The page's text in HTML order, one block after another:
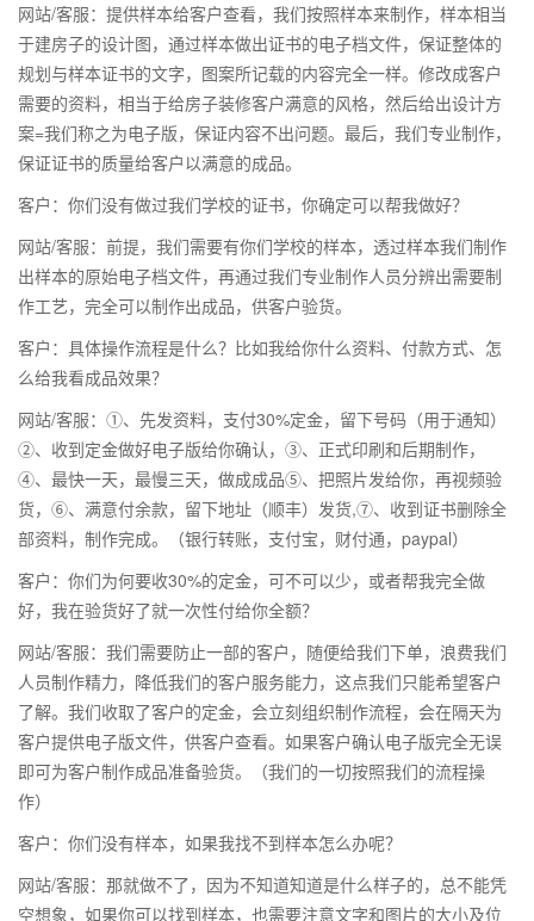
网站/客服：提供样本给客户查看，我们按照样本来制作，样本相当
于建房子的设计图，通过样本做出证书的电子档文件，保证整体的
规划与样本证书的文字，图案所记载的内容完全一样。修改成客户
需要的资料，相当于给房子装修客户满意的风格，然后给出设计方
案=我们称之为电子版，保证内容不出问题。最后，我们专业制作，
保证证书的质量给客户以满意的成品。
客户：你们没有做过我们学校的证书，你确定可以帮我做好？
网站/客服：前提，我们需要有你们学校的样本，透过样本我们制作
出样本的原始电子档文件，再通过我们专业制作人员分辨出需要制
作工艺，完全可以制作出成品，供客户验货。
客户：具体操作流程是什么？比如我给你什么资料、付款方式、怎
么给我看成品效果？
网站/客服：①、先发资料，支付30%定金，留下号码（用于通知）
②、收到定金做好电子版给你确认，③、正式印刷和后期制作，
④、最快一天，最慢三天，做成成品⑤、把照片发给你，再视频验
货，⑥、满意付余款，留下地址（顺丰）发货,⑦、收到证书删除全
部资料，制作完成。（银行转账，支付宝，财付通，paypal）
客户：你们为何要收30%的定金，可不可以少，或者帮我完全做
好，我在验货好了就一次性付给你全额？
网站/客服：我们需要防止一部的客户，随便给我们下单，浪费我们
人员制作精力，降低我们的客户服务能力，这点我们只能希望客户
了解。我们收取了客户的定金，会立刻组织制作流程，会在隔天为
客户提供电子版文件，供客户查看。如果客户确认电子版完全无误
即可为客户制作成品准备验货。（我们的一切按照我们的流程操
作）
客户：你们没有样本，如果我找不到样本怎么办呢？
网站/客服：那就做不了，因为不知道知道是什么样子的，总不能凭
空想象，如果你可以找到样本，也需要注意文字和图片的大小及位